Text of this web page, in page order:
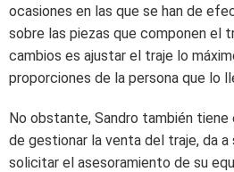
ocasiones en las que se han de
sobre las piezas que componen el
cambios es ajustar el traje lo
proporciones de la persona que lo
No obstante, Sandro también
de gestionar la venta del traje, da
solicitar el asesoramiento de su